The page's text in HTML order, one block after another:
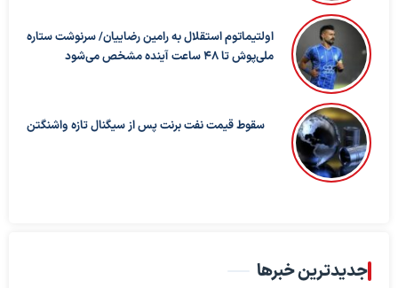
اولتیماتوم استقلال به رامین رضاییان/ سرنوشت ستاره
ملی‌پوش تا ۴۸ ساعت آینده مشخص می‌شود
سقوط قیمت نفت برنت پس از سیگنال تازه واشنگتن
جدیدترین خبرها